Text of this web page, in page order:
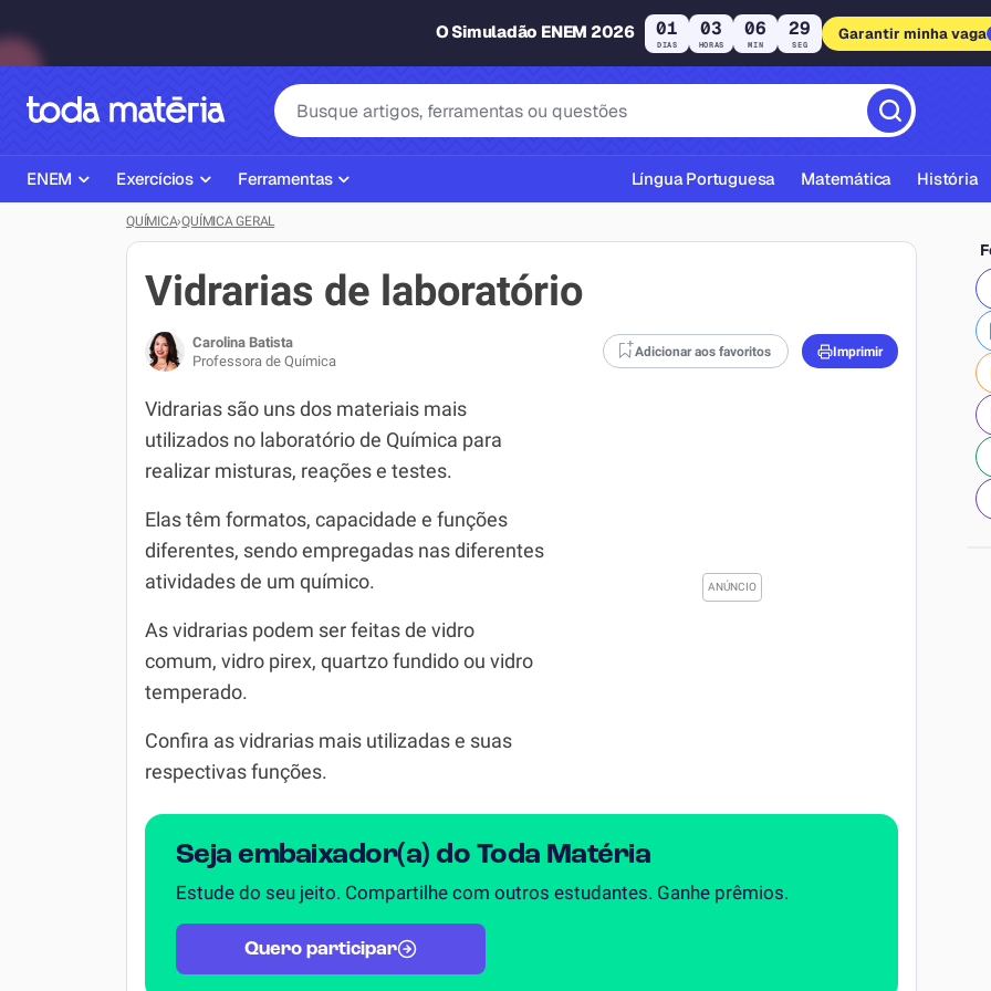
O Simuladão ENEM 2026 01
DIAS
03
HORAS
06
MIN
28
SEG
Garantir minha vaga
ENEM
Página Inicial ENEM
Plano de Estudos
Corretor de Redação
Exercícios ENEM
Simulados ENEM
Simulador SiSU
Exercícios
ENEM
Matemática
História
Biologia
Inglês
Física
Química
Todos os Exercícios
Ferramentas
Ajudante de Dever de Casa
Corretor de Redação
Gerador Referências Bibliográficas ABNT
Língua Portuguesa Matemática História
QUÍMICA›QUÍMICA GERAL
Vidrarias de laboratório
Carolina Batista
Professora de Química
Adicionar aos favoritos Imprimir
Vidrarias são uns dos materiais mais
utilizados no laboratório de Química para
realizar misturas, reações e testes.
Elas têm formatos, capacidade e funções
diferentes, sendo empregadas nas diferentes
atividades de um químico.
As vidrarias podem ser feitas de vidro
comum, vidro pirex, quartzo fundido ou vidro
temperado.
Confira as vidrarias mais utilizadas e suas
respectivas funções.
Seja embaixador(a) do Toda Matéria
Estude do seu jeito. Compartilhe com outros estudantes. Ganhe prêmios.
Quero participar